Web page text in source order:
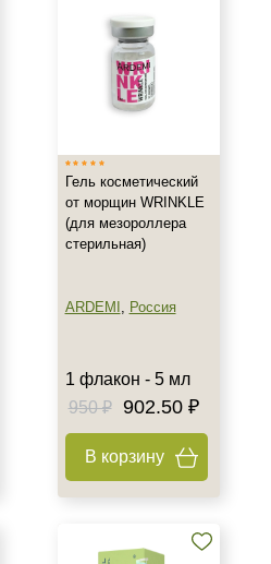
Гель косметический
от морщин WRINKLE
(для мезороллера
стерильная)
ARDEMI , Россия
1 флакон - 5 мл
950 ₽
902.50 ₽
В корзину